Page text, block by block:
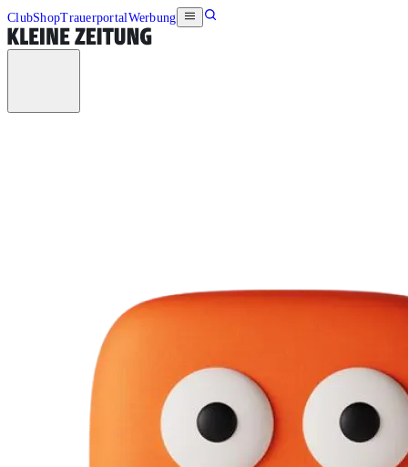
ClubShopTrauerportalWerbung